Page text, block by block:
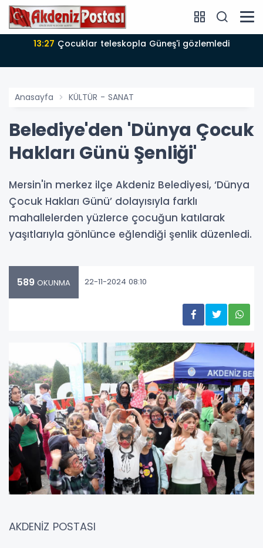
13:26 Yağmur suyu altyapısı güçleniyor
Anasayfa KÜLTÜR - SANAT
Belediye'den 'Dünya Çocuk
Hakları Günü Şenliği'
Mersin'in merkez ilçe Akdeniz Belediyesi, ‘Dünya
Çocuk Hakları Günü’ dolayısıyla farklı
mahallelerden yüzlerce çocuğun katılarak
yaşıtlarıyla gönlünce eğlendiği şenlik düzenledi.
589 OKUNMA 22-11-2024 08:10
AKDENİZ POSTASI